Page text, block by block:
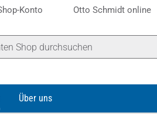
Konto Otto Schmidt online
Über uns